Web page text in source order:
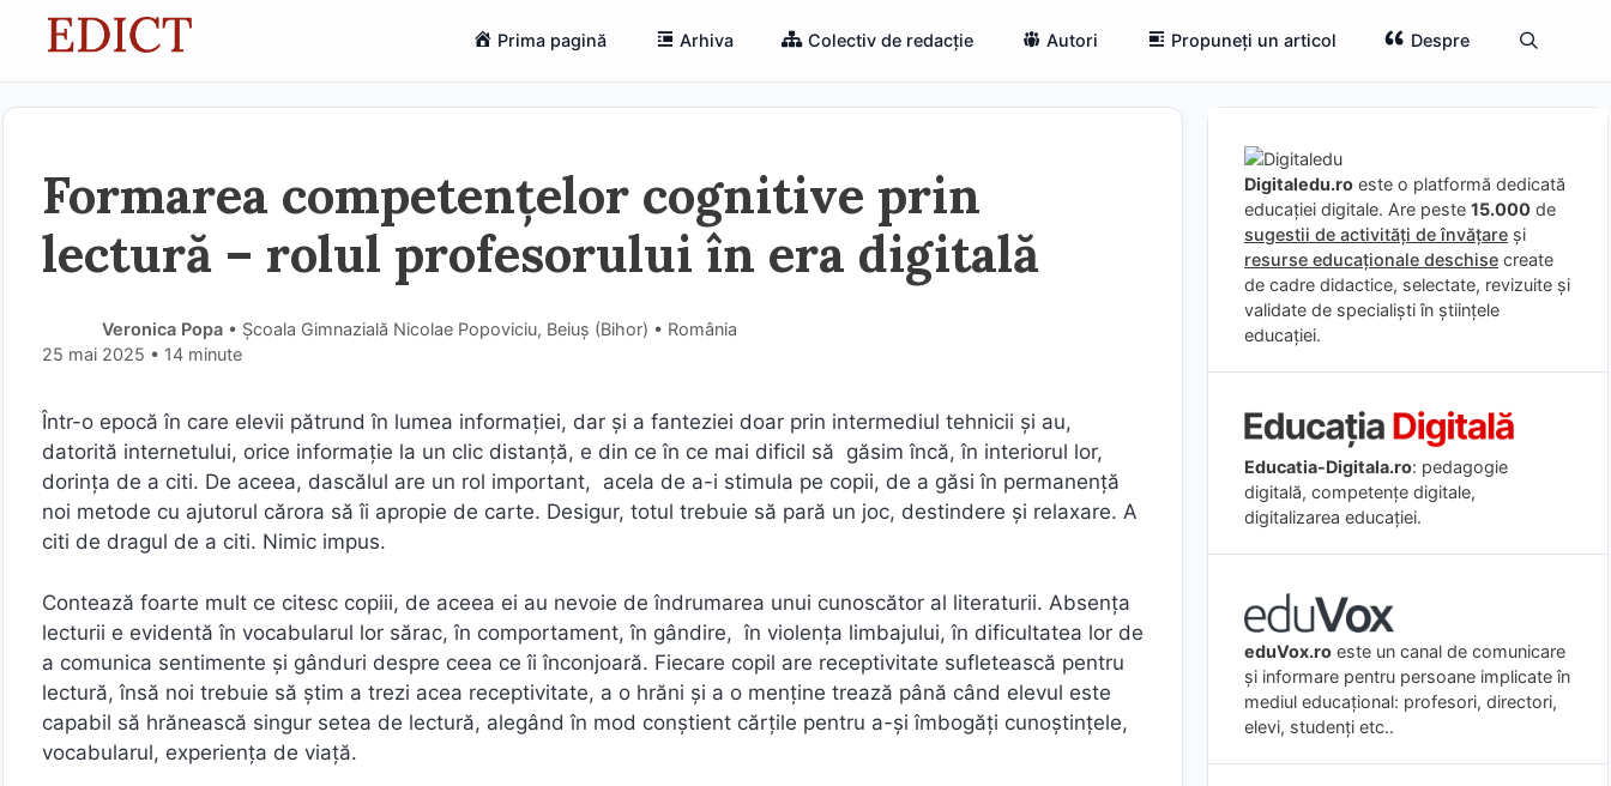
Prima pagină Arhiva Colectiv de redacție Autori Propuneți un articol Despre
Formarea competențelor cognitive prin
lectură – rolul profesorului în era digitală
Veronica Popa • Școala Gimnazială Nicolae Popoviciu, Beiuș (Bihor) • România
25 mai 2025 • 14 minute
Într-o epocă în care elevii pătrund în lumea informaţiei, dar și a fanteziei doar prin intermediul tehnicii şi au,
datorită internetului, orice informaţie la un clic distanţă, e din ce în ce mai dificil să găsim încă, în interiorul lor,
dorinţa de a citi. De aceea, dascălul are un rol important, acela de a-i stimula pe copii, de a găsi în permanenţă
noi metode cu ajutorul cărora să îi apropie de carte. Desigur, totul trebuie să pară un joc, destindere şi relaxare. A
citi de dragul de a citi. Nimic impus.
Contează foarte mult ce citesc copiii, de aceea ei au nevoie de îndrumarea unui cunoscător al literaturii. Absenţa
lecturii e evidentă în vocabularul lor sărac, în comportament, în gândire, în violența limbajului, în dificultatea lor de
a comunica sentimente şi gânduri despre ceea ce îi înconjoară. Fiecare copil are receptivitate sufletească pentru
lectură, însă noi trebuie să ştim a trezi acea receptivitate, a o hrăni şi a o menţine trează până când elevul este
capabil să hrănească singur setea de lectură, alegând în mod conştient cărţile pentru a-şi îmbogăţi cunoştinţele,
vocabularul, experienţa de viaţă.
Digitaledu.ro este o platformă dedicată
educației digitale. Are peste 15.000 de
sugestii de activități de învățare și
resurse educaționale deschise create
de cadre didactice, selectate, revizuite și
validate de specialiști în științele
educației.
Educatia-Digitala.ro: pedagogie
digitală, competențe digitale,
digitalizarea educației.
eduVox.ro este un canal de comunicare
și informare pentru persoane implicate în
mediul educațional: profesori, directori,
elevi, studenți etc..